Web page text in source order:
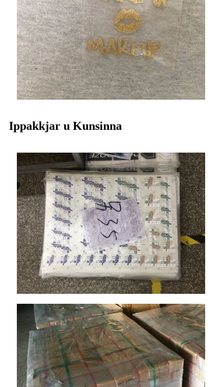
Ippakkjar u Kunsinna